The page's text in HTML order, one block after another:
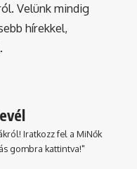
Velünk mindig
hírekkel,
Iratkozz fel a MiNők
gombra kattintva!"